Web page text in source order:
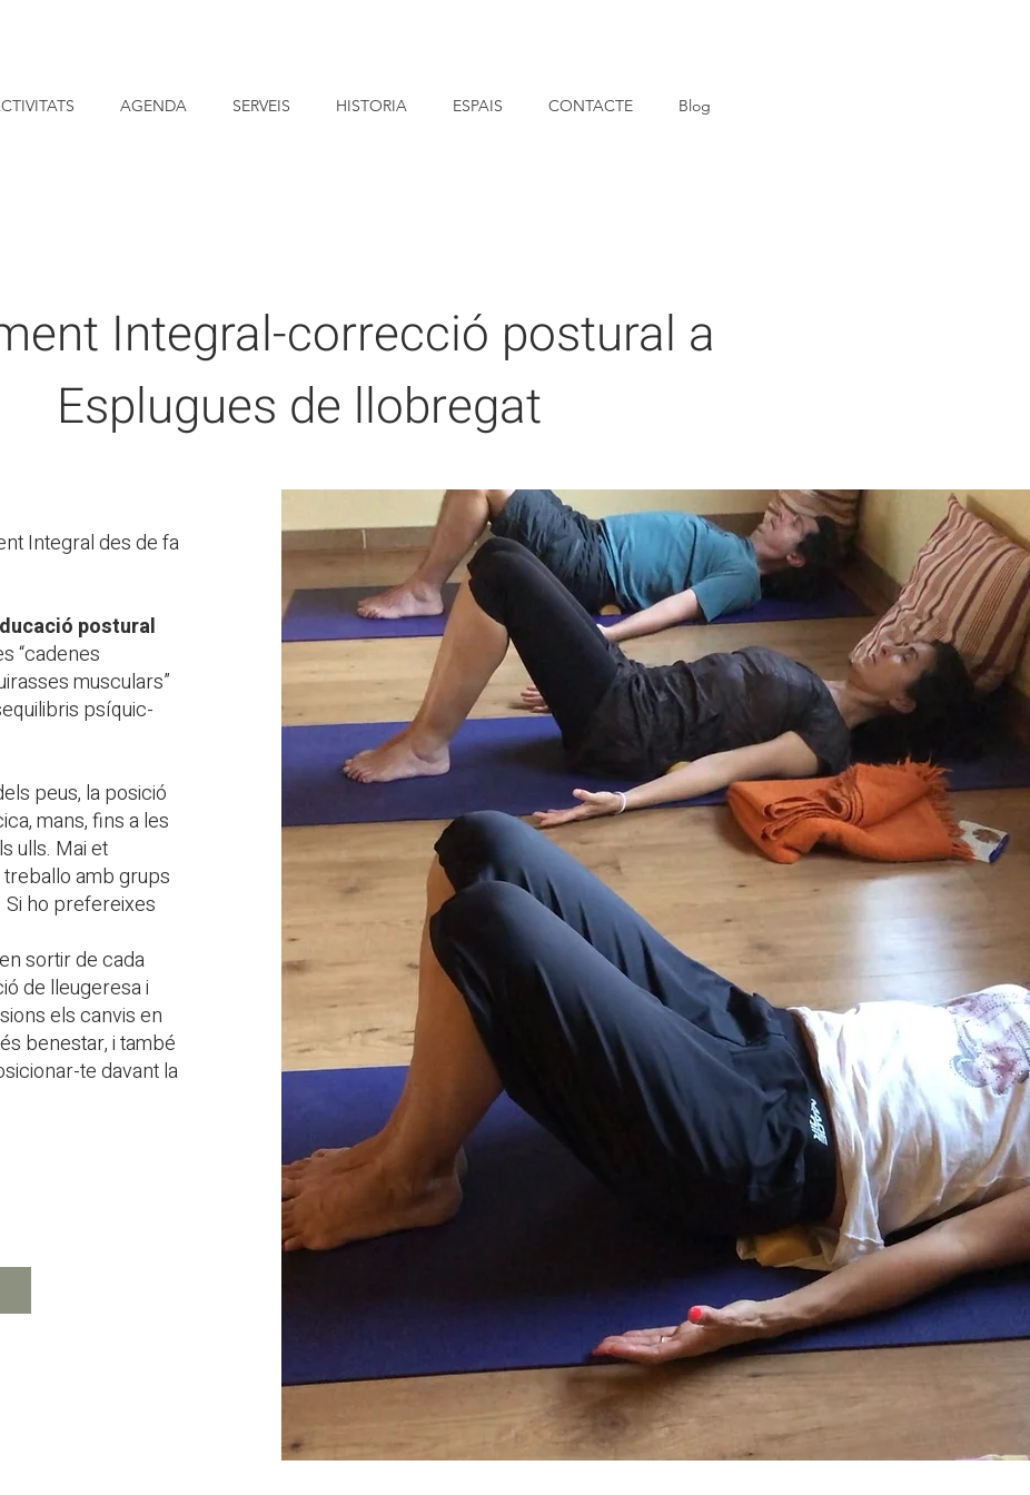
AGENDA SERVEIS HISTORIA ESPAIS CONTACTE Blog
Integral-correcció postural a
Esplugues de llobregat
Integral des de fa
postural
“cadenes
musculars”
psíquic-
peus, la posició
mans, fins a les
ulls. Mai et
amb grups
Si ho prefereixes
sortir de cada
de lleugeresa i
els canvis en
benestar, i també
te davant la